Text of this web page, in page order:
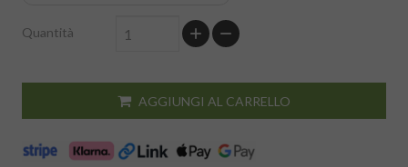
Quantità
AGGIUNGI AL CARRELLO